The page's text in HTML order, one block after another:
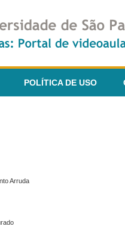
POLÍTICA DE USO
Arruda